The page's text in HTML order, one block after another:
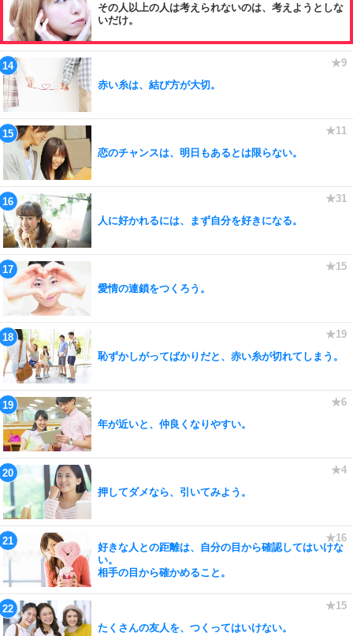
その人以上の人は考えられないのは、考えようとしな
いだけ。
赤い糸は、結び方が大切。
恋のチャンスは、明日もあるとは限らない。
人に好かれるには、まず自分を好きになる。
愛情の連鎖をつくろう。
恥ずかしがってばかりだと、赤い糸が切れてしまう。
年が近いと、仲良くなりやすい。
押してダメなら、引いてみよう。
好きな人との距離は、自分の目から確認してはいけな
い。
相手の目から確かめること。
たくさんの友人を、つくってはいけない。